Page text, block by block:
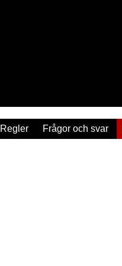
Regler Frågor och svar